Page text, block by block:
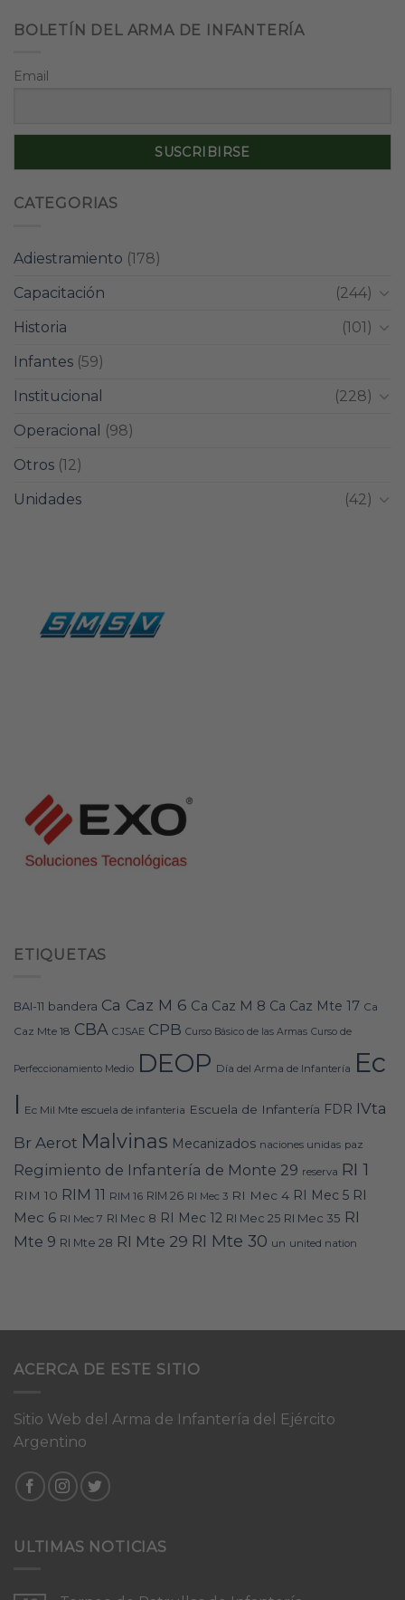
BOLETÍN DEL ARMA DE INFANTERÍA
Email
CATEGORIAS
Adiestramiento (178)
Capacitación
(244)
Historia
(101)
Infantes (59)
Institucional
(228)
Operacional
(98)
Otros (12)
Unidades
(42)
ETIQUETAS
BAI-11 bandera Ca Caz M 6 Ca Caz M 8 Ca Caz Mte 17 Ca
Caz Mte 18 CBA CJSAE CPB Curso Básico de las Armas Curso de
Perfeccionamiento Medio DEOP Día del Arma de Infantería Ec
I Ec Mil Mte escuela de infanteria Escuela de Infantería FDR IVta
Br Aerot Malvinas Mecanizados naciones unidas paz
Regimiento de Infantería de Monte 29 reserva RI 1
RIM 10 RIM 11 RIM 16 RIM 26 RI Mec 3 RI Mec 4 RI Mec 5 RI
Mec 6 RI Mec 7 RI Mec 8 RI Mec 12 RI Mec 25 RI Mec 35 RI
Mte 9 RI Mte 28 RI Mte 29 RI Mte 30 un united nation
ACERCA DE ESTE SITIO
Sitio Web del Arma de Infantería del Ejército
Argentino
ULTIMAS NOTICIAS